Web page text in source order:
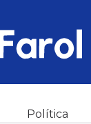
Política